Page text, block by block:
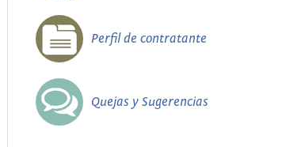
Perfil de contratante
Quejas y Sugerencias